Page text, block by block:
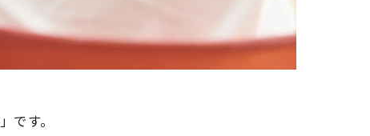
」です。